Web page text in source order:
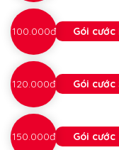
100.000đ Gói cước
120.000đ Gói cước
150.000đ Gói cước